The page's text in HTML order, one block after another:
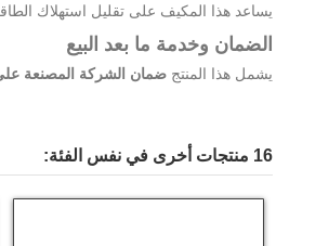
يساعد هذا المكيف على تقليل استهلاك
الضمان وخدمة ما بعد البيع
يشمل هذا المنتج ضمان الشركة المصنعة
16 منتجات أخرى في نفس الفئة: